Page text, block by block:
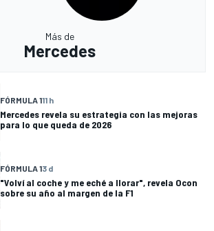
Más de
Mercedes
FÓRMULA 111 h
Mercedes revela su estrategia con las mejoras
para lo que queda de 2026
FÓRMULA 13 d
"Volví al coche y me eché a llorar", revela Ocon
sobre su año al margen de la F1